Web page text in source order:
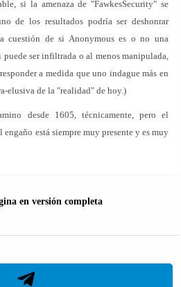
si la amenaza de "FawkesSecurity" se
de los resultados podría ser deshonrar
cuestión de si Anonymous es o no una
puede ser infiltrada o al menos manipulada,
a medida que uno indague más en
elusiva de la "realidad" de hoy.)
desde 1605, técnicamente, pero el
engaño está siempre muy presente y es muy
en versión completa